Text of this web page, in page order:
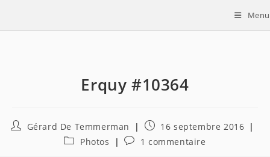
Menu
Erquy #10364
Auteur/autrice
Gérard De Temmerman
Publication
16 septembre 2016
PostPhotos
Commentaires
1 commentaire